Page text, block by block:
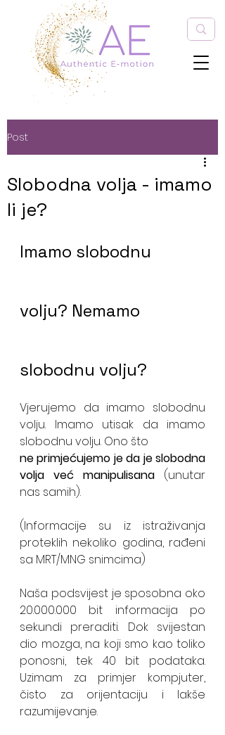
Post
Slobodna volja - imamo
li je?
Imamo slobodnu
volju? Nemamo
slobodnu volju?
Vjerujemo da imamo slobodnu
volju. Imamo utisak da imamo
slobodnu volju. Ono što
ne primjećujemo je da je slobodna
volja već manipulisana (unutar
nas samih).
(Informacije su iz istraživanja
proteklih nekoliko godina, rađeni
sa MRT/MNG snimcima)
Naša podsvijest je sposobna oko
20.000.000 bit informacija po
sekundi preraditi. Dok svijestan
dio mozga, na koji smo kao toliko
ponosni, tek 40 bit podataka.
Uzimam za primjer kompjuter,
čisto za orijentaciju i lakše
razumijevanje.